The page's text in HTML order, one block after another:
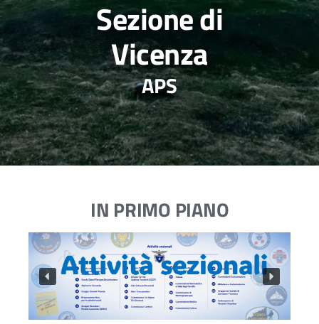
Sezione di
Vicenza
APS
IN PRIMO PIANO